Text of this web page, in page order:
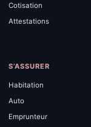
Cotisation
Attestations
S’ASSURER
Habitation
Auto
Emprunteur